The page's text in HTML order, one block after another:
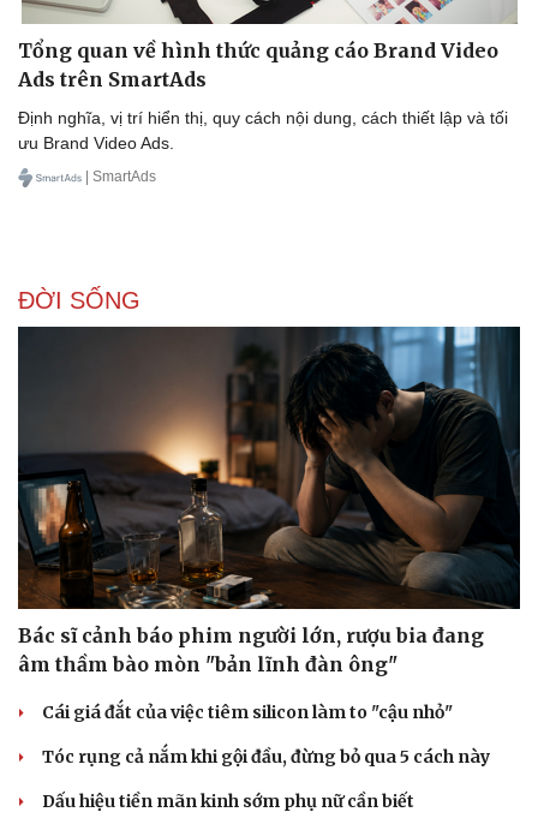
Tổng quan về hình thức quảng cáo Brand Video
Ads trên SmartAds
Định nghĩa, vị trí hiển thị, quy cách nội dung, cách thiết lập và tối
ưu Brand Video Ads.
| SmartAds
ĐỜI SỐNG
Bác sĩ cảnh báo phim người lớn, rượu bia đang
âm thầm bào mòn "bản lĩnh đàn ông"
Cái giá đắt của việc tiêm silicon làm to "cậu nhỏ"
Tóc rụng cả nắm khi gội đầu, đừng bỏ qua 5 cách này
Dấu hiệu tiền mãn kinh sớm phụ nữ cần biết